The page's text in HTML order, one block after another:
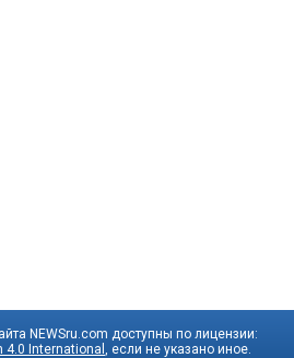
NEWSru.com доступны по лицензии:
International
, если не указано иное.